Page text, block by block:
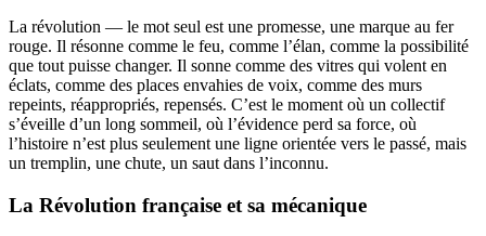
La révolution — le mot seul est une promesse, une marque au fer
rouge. Il résonne comme le feu, comme l’élan, comme la possibilité
que tout puisse changer. Il sonne comme des vitres qui volent en
éclats, comme des places envahies de voix, comme des murs
repeints, réappropriés, repensés. C’est le moment où un collectif
s’éveille d’un long sommeil, où l’évidence perd sa force, où
l’histoire n’est plus seulement une ligne orientée vers le passé, mais
un tremplin, une chute, un saut dans l’inconnu.
La Révolution française et sa mécanique